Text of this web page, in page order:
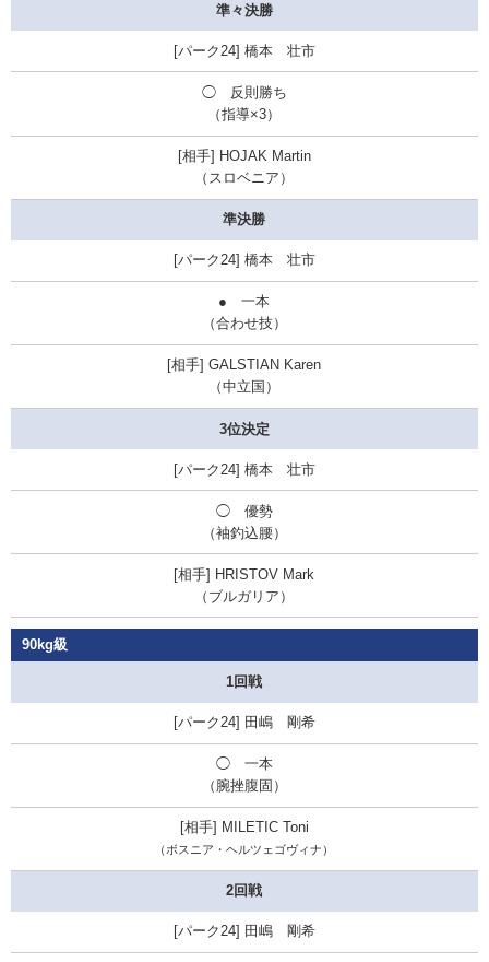
準々決勝
橋本 壮市
◯ 反則勝ち
（指導×3）
HOJAK Martin
（スロベニア）
準決勝
橋本 壮市
● 一本
（合わせ技）
GALSTIAN Karen
（中立国）
3位決定
橋本 壮市
◯ 優勢
（袖釣込腰）
HRISTOV Mark
（ブルガリア）
90kg級
1回戦
田嶋 剛希
◯ 一本
（腕挫腹固）
MILETIC Toni
（ボスニア・ヘルツェゴヴィナ）
2回戦
田嶋 剛希